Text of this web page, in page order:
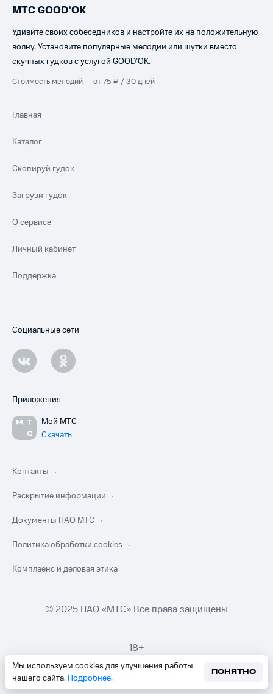
Мы используем cookies для улучшения работы
нашего сайта. Подробнее.
ПОНЯТНО
МТС GOOD’OK
Удивите своих собеседников и настройте их на положительную
волну. Установите популярные мелодии или шутки вместо
скучных гудков с услугой GOOD’OK.
Стоимость мелодий — от 75 ₽ / 30 дней
Главная
Каталог
Скопируй гудок
Загрузи гудок
О сервисе
Личный кабинет
Поддержка
Социальные сети
Приложения
Мой МТС
Скачать
Контакты
Раскрытие информации
Документы ПАО МТС
Политика обработки cookies
Комплаенс и деловая этика
© 2025 ПАО «МТС» Все права защищены
18+